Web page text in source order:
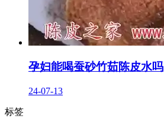
孕妇能喝蚕砂竹茹陈皮水吗
24-07-13
标签